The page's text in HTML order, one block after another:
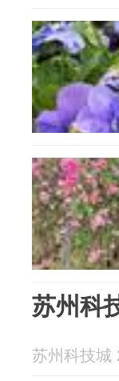
苏州科
苏州科技城